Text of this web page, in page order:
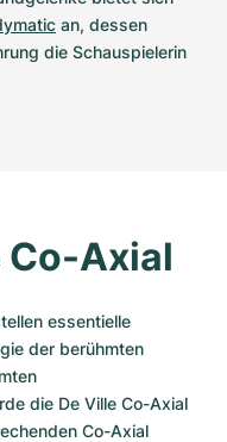
an, dessen
die Schauspielerin
Co-Axial
essentielle
der berühmten
die De Ville Co-Axial
Co-Axial